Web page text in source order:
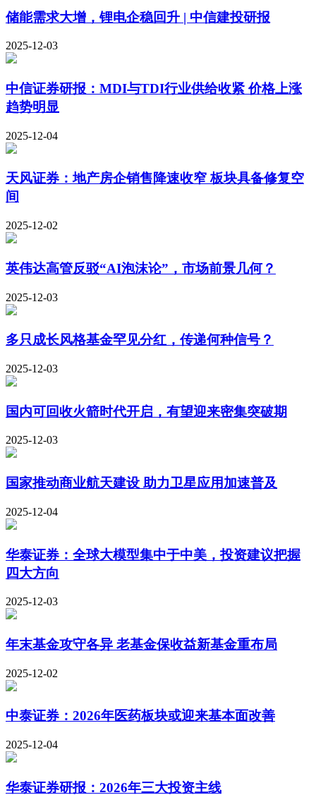
储能需求大增，锂电企稳回升 | 中信建投研报
2025-12-03
中信证券研报：MDI与TDI行业供给收紧 价格上涨
趋势明显
2025-12-04
天风证券：地产房企销售降速收窄 板块具备修复空
间
2025-12-02
英伟达高管反驳“AI泡沫论”，市场前景几何？
2025-12-03
多只成长风格基金罕见分红，传递何种信号？
2025-12-03
国内可回收火箭时代开启，有望迎来密集突破期
2025-12-03
国家推动商业航天建设 助力卫星应用加速普及
2025-12-04
华泰证券：全球大模型集中于中美，投资建议把握
四大方向
2025-12-03
年末基金攻守各异 老基金保收益新基金重布局
2025-12-02
中泰证券：2026年医药板块或迎来基本面改善
2025-12-04
华泰证券研报：2026年三大投资主线